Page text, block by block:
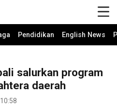
Pendidikan English News
salurkan program
daerah